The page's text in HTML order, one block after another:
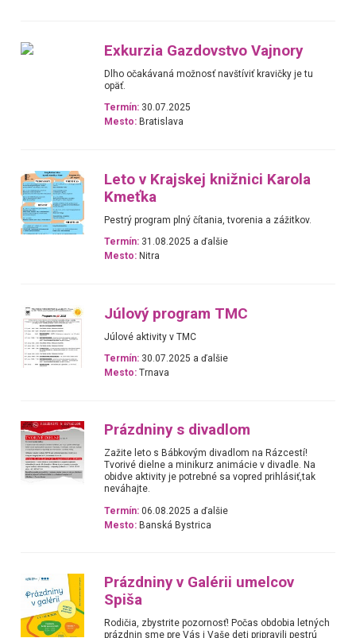
Exkurzia Gazdovstvo Vajnory
Dlho očakávaná možnosť navštíviť kravičky je tu
opäť.
Termín: 30.07.2025
Mesto: Bratislava
Leto v Krajskej knižnici Karola
Kmeťka
Pestrý program plný čítania, tvorenia a zážitkov.
Termín: 31.08.2025 a ďalšie
Mesto: Nitra
Júlový program TMC
Júlové aktivity v TMC
Termín: 30.07.2025 a ďalšie
Mesto: Trnava
Prázdniny s divadlom
Zažite leto s Bábkovým divadlom na Rázcestí!
Tvorivé dielne a minikurz animácie v divadle. Na
obidve aktivity je potrebné sa vopred prihlásiť,tak
neváhajte.
Termín: 06.08.2025 a ďalšie
Mesto: Banská Bystrica
Prázdniny v Galérii umelcov
Spiša
Rodičia, zbystrite pozornosť! Počas obdobia letných
prázdnin sme pre Vás i Vaše deti pripravili pestrú